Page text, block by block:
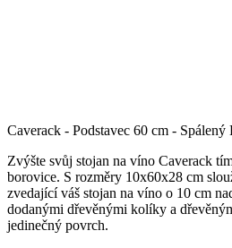
Caverack - Podstavec 60 cm - Spálený
Zvýšte svůj stojan na víno Caverack
borovice. S rozměry 10x60x28 cm
zvedající váš stojan na víno o 10 cm
dodanými dřevěnými kolíky a
jedinečný povrch.